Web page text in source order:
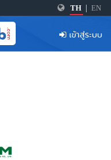
TH EN
เข้าสู่ระบบ